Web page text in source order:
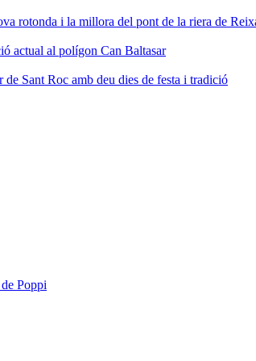
rotonda i la millora del pont de la riera de
actual al polígon Can Baltasar
Sant Roc amb deu dies de festa i tradició
Poppi